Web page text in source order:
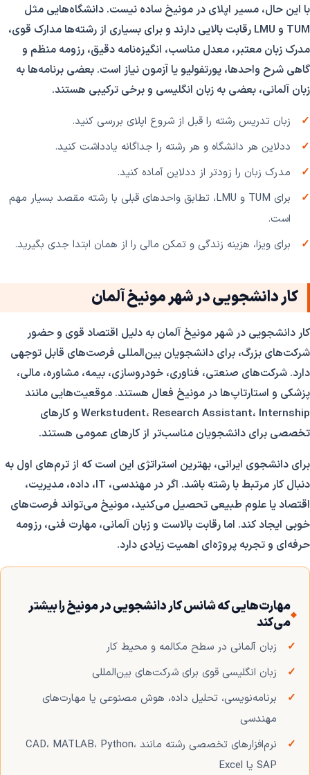
با این حال، مسیر اپلای در مونیخ ساده نیست. دانشگاه‌هایی مثل
TUM و LMU رقابت بالایی دارند و برای بسیاری از رشته‌ها مدارک قوی،
مدرک زبان معتبر، معدل مناسب، انگیزه‌نامه دقیق، رزومه منظم و
گاهی شرح واحدها، پورتفولیو یا آزمون نیاز است. بعضی برنامه‌ها به
زبان آلمانی، بعضی به زبان انگلیسی و برخی ترکیبی هستند.
زبان تدریس رشته را قبل از شروع اپلای بررسی کنید.
ددلاین هر دانشگاه و هر رشته را جداگانه یادداشت کنید.
مدرک زبان را زودتر از ددلاین آماده کنید.
برای TUM و LMU، تطابق واحدهای قبلی با رشته مقصد بسیار مهم
است.
برای ویزا، هزینه زندگی و تمکن مالی را از همان ابتدا جدی بگیرید.
کار دانشجویی در شهر مونیخ آلمان
کار دانشجویی در شهر مونیخ آلمان به دلیل اقتصاد قوی و حضور
شرکت‌های بزرگ، برای دانشجویان بین‌المللی فرصت‌های قابل توجهی
دارد. شرکت‌های صنعتی، فناوری، خودروسازی، بیمه، مشاوره، مالی،
پزشکی و استارتاپ‌ها در مونیخ فعال هستند. موقعیت‌هایی مانند
Werkstudent، Research Assistant، Internship و کارهای
تخصصی برای دانشجویان مناسب‌تر از کارهای عمومی هستند.
برای دانشجوی ایرانی، بهترین استراتژی این است که از ترم‌های اول به
دنبال کار مرتبط با رشته باشد. اگر در مهندسی، IT، داده، مدیریت،
اقتصاد یا علوم طبیعی تحصیل می‌کنید، مونیخ می‌تواند فرصت‌های
خوبی ایجاد کند. اما رقابت بالاست و زبان آلمانی، مهارت فنی، رزومه
حرفه‌ای و تجربه پروژه‌ای اهمیت زیادی دارد.
مهارت‌هایی که شانس کار دانشجویی در مونیخ را بیشتر
می‌کند
زبان آلمانی در سطح مکالمه و محیط کار
زبان انگلیسی قوی برای شرکت‌های بین‌المللی
برنامه‌نویسی، تحلیل داده، هوش مصنوعی یا مهارت‌های
مهندسی
نرم‌افزارهای تخصصی رشته مانند CAD، MATLAB، Python،
SAP یا Excel